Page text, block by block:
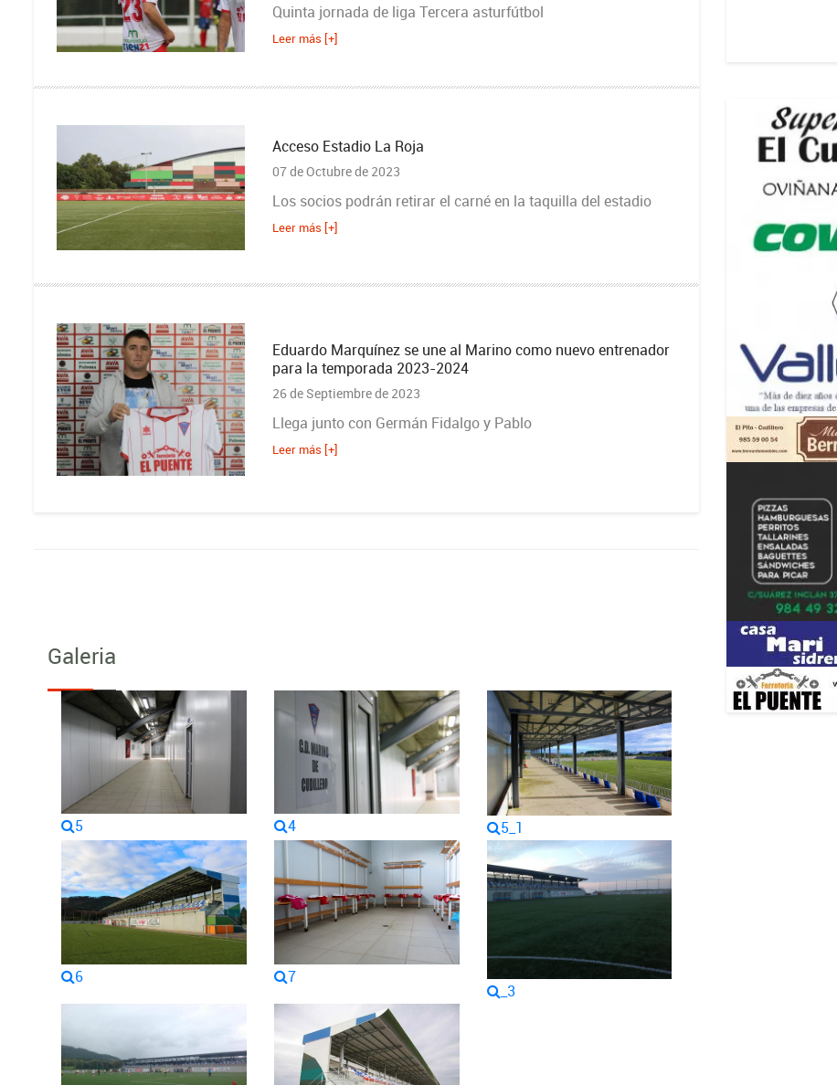
Quinta jornada de liga Tercera asturfútbol
Leer más [+]
Acceso Estadio La Roja
07 de Octubre de 2023
Los socios podrán retirar el carné en la taquilla del estadio
Leer más [+]
Eduardo Marquínez se une al Marino como nuevo entrenador
para la temporada 2023-2024
26 de Septiembre de 2023
Llega junto con Germán Fidalgo y Pablo
Leer más [+]
Galeria
5 4 5_1
6 7
_3